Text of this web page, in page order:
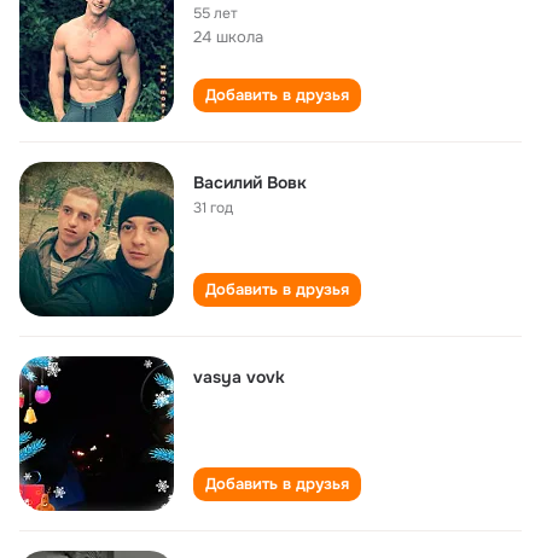
55 лет
24 школа
Добавить в друзья
Василий Вовк
31 год
Добавить в друзья
vasya vovk
Добавить в друзья